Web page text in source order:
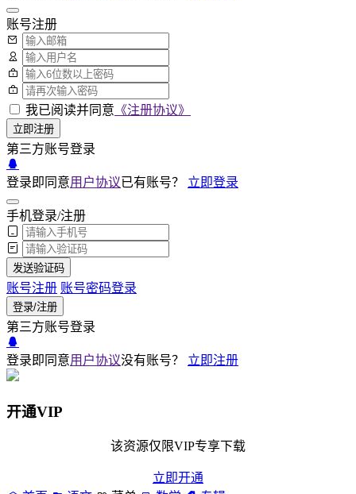
账号注册
我已阅读并同意 《注册协议》
立即注册
第三方账号登录
登录即同意用户协议已有账号？ 立即登录
手机登录/注册
发送验证码
账号注册 账号密码登录
登录/注册
第三方账号登录
登录即同意用户协议没有账号？ 立即注册
开通VIP
该资源仅限VIP专享下载
立即开通